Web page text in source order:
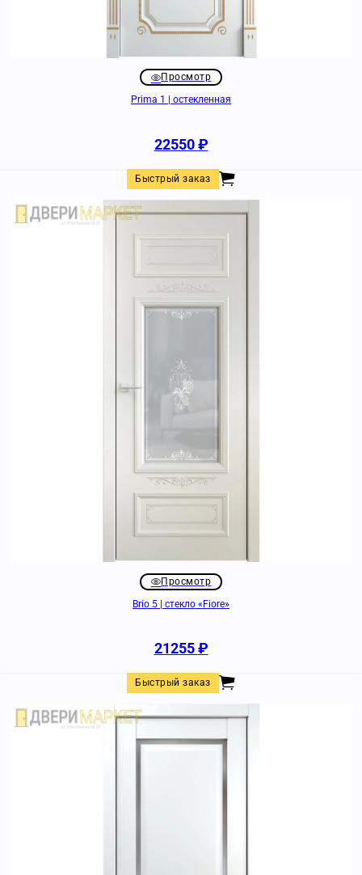
Просмотр
Prima 1 | остекленная
22550₽
Быстрый заказ
Просмотр
Brio 5 | стекло «Fiore»
21255₽
Быстрый заказ